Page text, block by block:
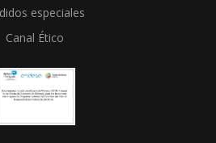
especiales
Canal Ético